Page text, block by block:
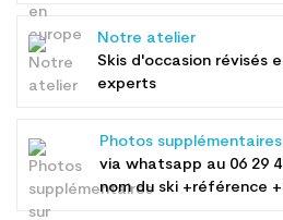
Notre atelier
Skis d'occasion révisés
experts
Photos
via whatsapp au 06 29
nom du ski +référence